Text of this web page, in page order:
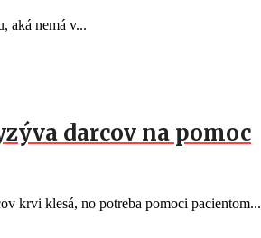
aká nemá v...
darcov na pomoc
krvi klesá, no potreba pomoci pacientom...